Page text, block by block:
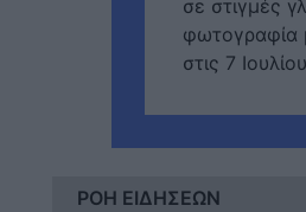
σε στιγμές
φωτογραφία
στις 7
ΡΟΗ ΕΙΔΗΣΕΩΝ